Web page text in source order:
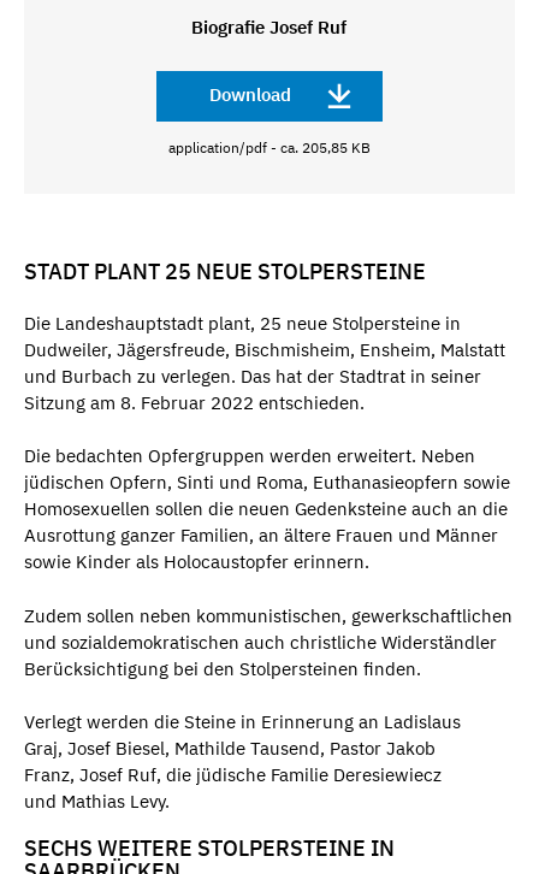
Biografie Josef Ruf
Download
application/pdf - ca. 205,85 KB
STADT PLANT 25 NEUE STOLPERSTEINE
Die Landeshauptstadt plant, 25 neue Stolpersteine in
Dudweiler, Jägersfreude, Bischmisheim, Ensheim, Malstatt
und Burbach zu verlegen. Das hat der Stadtrat in seiner
Sitzung am 8. Februar 2022 entschieden.
Die bedachten Opfergruppen werden erweitert. Neben
jüdischen Opfern, Sinti und Roma, Euthanasieopfern sowie
Homosexuellen sollen die neuen Gedenksteine auch an die
Ausrottung ganzer Familien, an ältere Frauen und Männer
sowie Kinder als Holocaustopfer erinnern.
Zudem sollen neben kommunistischen, gewerkschaftlichen
und sozialdemokratischen auch christliche Widerständler
Berücksichtigung bei den Stolpersteinen finden.
Verlegt werden die Steine in Erinnerung an Ladislaus
Graj, Josef Biesel, Mathilde Tausend, Pastor Jakob
Franz, Josef Ruf, die jüdische Familie Deresiewiecz
und Mathias Levy.
SECHS WEITERE STOLPERSTEINE IN